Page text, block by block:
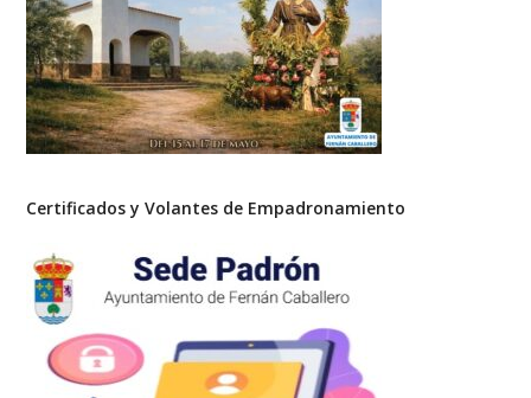
Certificados y Volantes de Empadronamiento